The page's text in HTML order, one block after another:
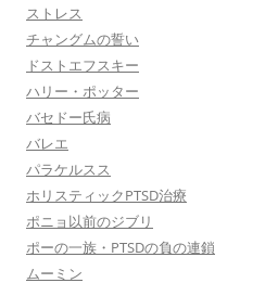
ストレス
チャングムの誓い
ドストエフスキー
ハリー・ポッター
バセドー氏病
バレエ
パラケルスス
ホリスティックPTSD治療
ポニョ以前のジブリ
ポーの一族・PTSDの負の連鎖
ムーミン